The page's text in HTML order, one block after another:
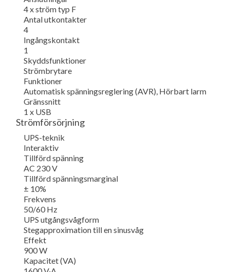
4 x ström typ F
Antal utkontakter
4
Ingångskontakt
1
Skyddsfunktioner
Strömbrytare
Funktioner
Automatisk spänningsreglering (AVR), Hörbart larm
Gränssnitt
1 x USB
Strömförsörjning
UPS-teknik
Interaktiv
Tillförd spänning
AC 230 V
Tillförd spänningsmarginal
± 10%
Frekvens
50/60 Hz
UPS utgångsvågform
Stegapproximation till en sinusvåg
Effekt
900 W
Kapacitet (VA)